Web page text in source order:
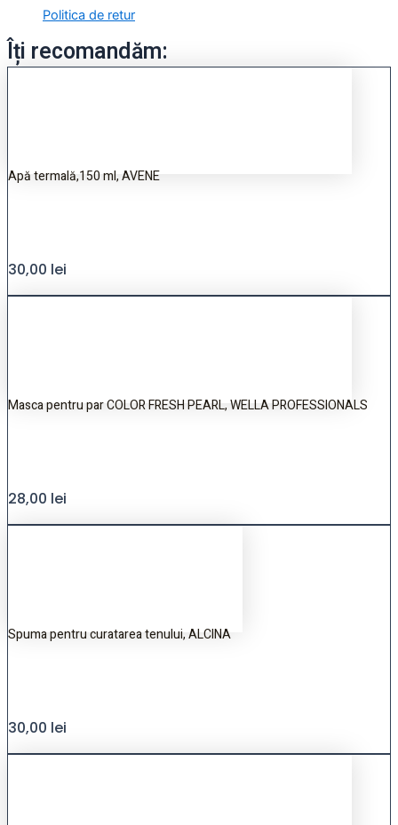
Politica de retur
Îți recomandăm:
Apă termală,150 ml, AVENE
30,00 lei
Masca pentru par COLOR FRESH PEARL, WELLA PROFESSIONALS
28,00 lei
Spuma pentru curatarea tenului, ALCINA
30,00 lei